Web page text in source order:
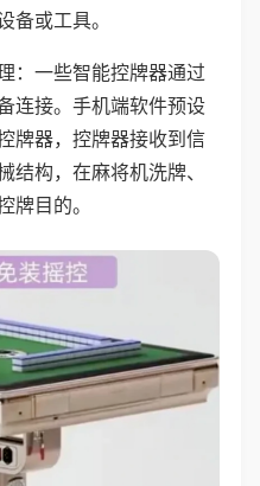
备或工具。
：一些智能控牌器通过
连接。手机端软件预设
牌器，控牌器接收到信
结构，在麻将机洗牌、
牌目的。